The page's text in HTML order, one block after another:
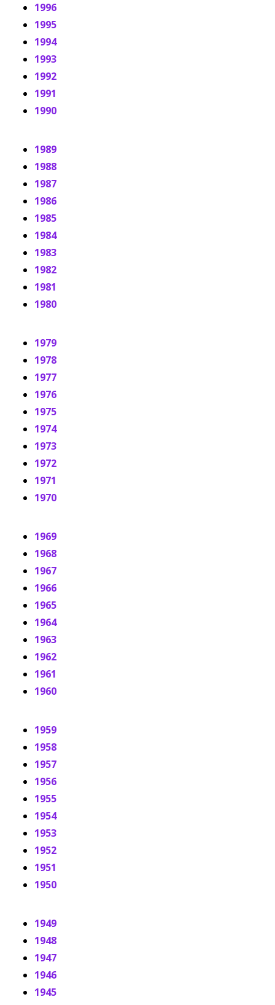
1996
1995
1994
1993
1992
1991
1990
1989
1988
1987
1986
1985
1984
1983
1982
1981
1980
1979
1978
1977
1976
1975
1974
1973
1972
1971
1970
1969
1968
1967
1966
1965
1964
1963
1962
1961
1960
1959
1958
1957
1956
1955
1954
1953
1952
1951
1950
1949
1948
1947
1946
1945